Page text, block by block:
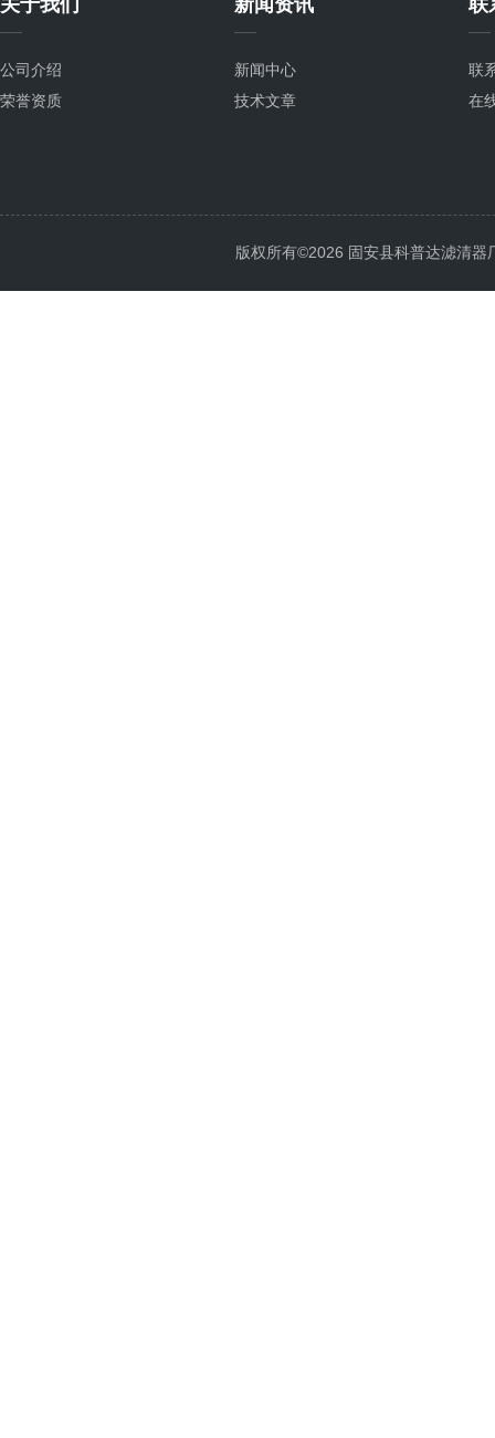
关于我们
公司介绍
荣誉资质
新闻资讯
新闻中心
技术文章
联
联
在
版权所有©2026 固安县科普达滤清